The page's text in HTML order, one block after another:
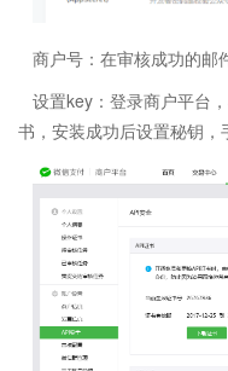
商户号：在审核成功的邮
设置key：登录商户平台
书，安装成功后设置秘钥